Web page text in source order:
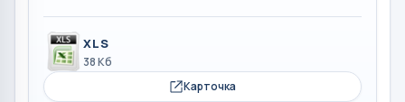
XLS
38 Кб
Карточка